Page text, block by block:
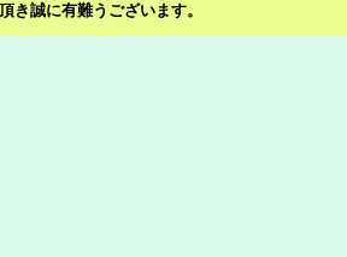
き誠に有難うございます。